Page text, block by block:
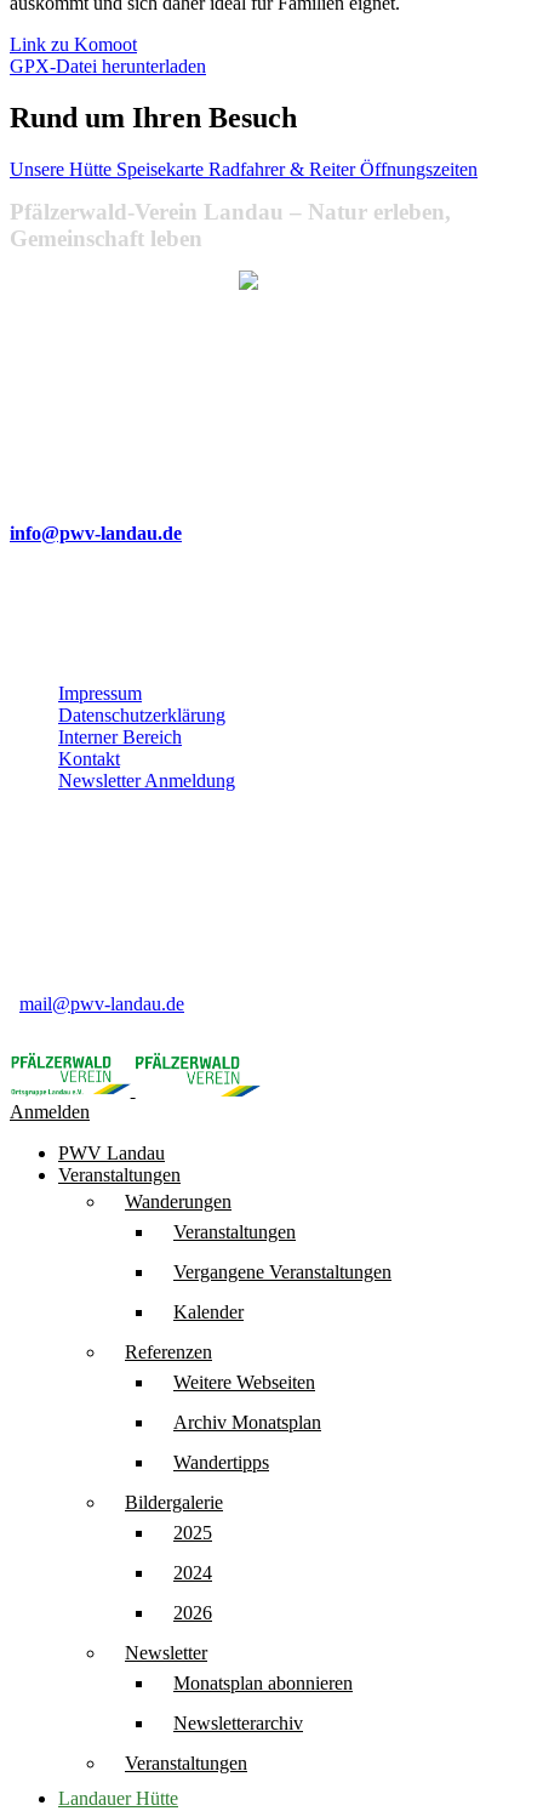
Link zu Komoot
GPX-Datei herunterladen
Rund um Ihren Besuch
Unsere Hütte Speisekarte Radfahrer & Reiter Öffnungszeiten
Pfälzerwald-Verein Landau – Natur erleben,
Gemeinschaft leben
info@pwv-landau.de
Impressum
Datenschutzerklärung
Interner Bereich
Kontakt
Newsletter Anmeldung
mail@pwv-landau.de
Anmelden
PWV Landau
Veranstaltungen
Wanderungen
Veranstaltungen
Vergangene Veranstaltungen
Kalender
Referenzen
Weitere Webseiten
Archiv Monatsplan
Wandertipps
Bildergalerie
2025
2024
2026
Newsletter
Monatsplan abonnieren
Newsletterarchiv
Veranstaltungen
Landauer Hütte